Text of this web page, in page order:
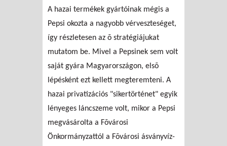
A hazai termékek gyártóinak mégis a
Pepsi okozta a nagyobb vérveszteséget,
így részletesen az õ stratégiájukat
mutatom be. Mivel a Pepsinek sem volt
saját gyára Magyarországon, elsõ
lépésként ezt kellett megteremteni. A
hazai privatizációs "sikertörténet" egyik
lényeges láncszeme volt, mikor a Pepsi
megvásárolta a Fõvárosi
Önkormányzattól a Fõvárosi ásványvíz-